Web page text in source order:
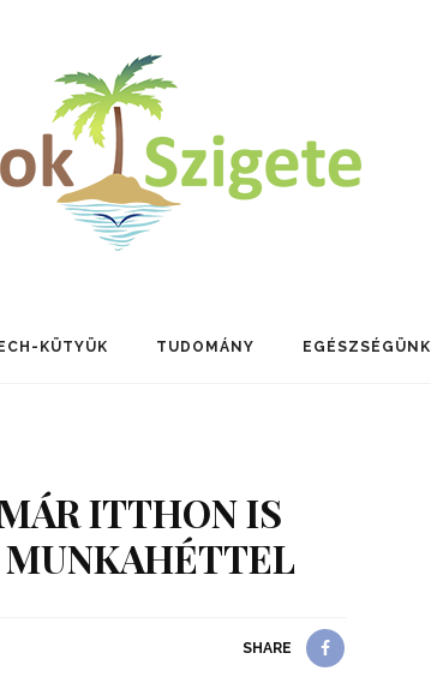
KÜTYÜK TUDOMÁNY EGÉSZSÉGÜNK
ITTHON IS
MUNKAHÉTTEL
SHARE